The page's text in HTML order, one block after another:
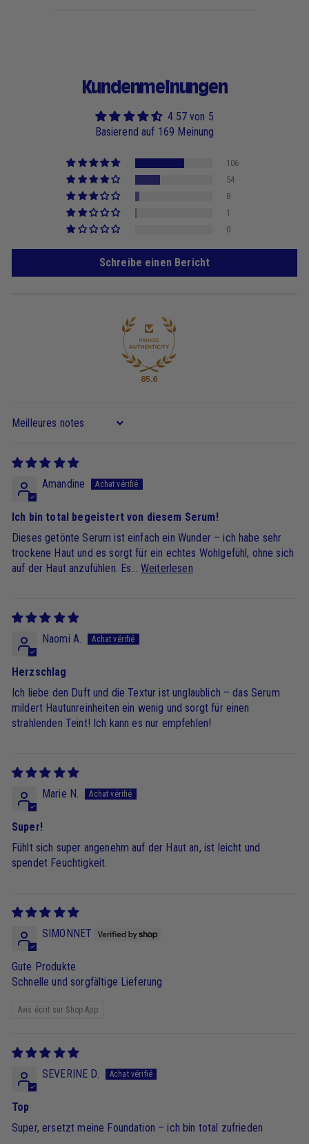
Kundenmeinungen
4.57 von 5
Basierend auf 169 Meinung
106
54
8
1
0
Schreibe einen Bericht
85.6
Sort by
Amandine
Ich bin total begeistert von diesem Serum!
Dieses getönte Serum ist einfach ein Wunder – ich habe sehr
trockene Haut und es sorgt für ein echtes Wohlgefühl, ohne sich
auf der Haut anzufühlen. Es... Weiterlesen
Naomi A.
Herzschlag
Ich liebe den Duft und die Textur ist unglaublich – das Serum
mildert Hautunreinheiten ein wenig und sorgt für einen
strahlenden Teint! Ich kann es nur empfehlen!
Marie N.
Super!
Fühlt sich super angenehm auf der Haut an, ist leicht und
spendet Feuchtigkeit.
SIMONNET
Gute Produkte
Schnelle und sorgfältige Lieferung
Avis écrit sur Shop App
SEVERINE D.
Top
Super, ersetzt meine Foundation – ich bin total zufrieden